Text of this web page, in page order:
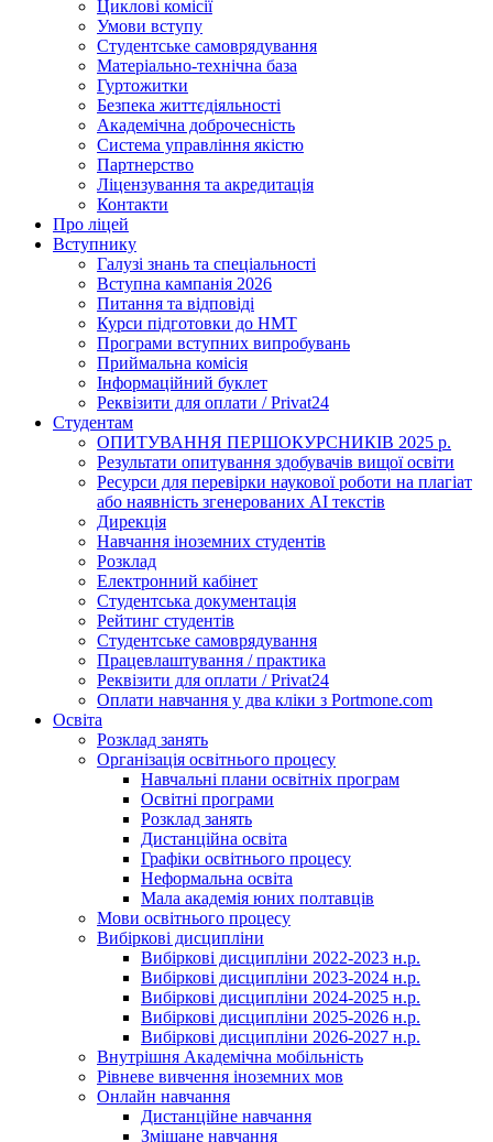
Циклові комісії
Умови вступу
Студентське самоврядування
Матеріально-технічна база
Гуртожитки
Безпека життєдіяльності
Академічна доброчесність
Система управління якістю
Партнерство
Ліцензування та акредитація
Контакти
Про ліцей
Вступнику
Галузі знань та спеціальності
Вступна кампанія 2026
Питання та відповіді
Курси підготовки до НМТ
Програми вступних випробувань
Приймальна комісія
Інформаційний буклет
Реквізити для оплати / Privat24
Студентам
ОПИТУВАННЯ ПЕРШОКУРСНИКІВ 2025 р.
Результати опитування здобувачів вищої освіти
Ресурси для перевірки наукової роботи на плагіат
або наявність згенерованих АІ текстів
Дирекція
Навчання іноземних студентів
Розклад
Електронний кабінет
Студентська документація
Рейтинг студентів
Студентське самоврядування
Працевлаштування / практика
Реквізити для оплати / Privat24
Оплати навчання у два кліки з Portmone.com
Освіта
Розклад занять
Організація освітнього процесу
Навчальні плани освітніх програм
Освітні програми
Розклад занять
Дистанційна освіта
Графіки освітнього процесу
Неформальна освіта
Мала академія юних полтавців
Мови освітнього процесу
Вибіркові дисципліни
Вибіркові дисципліни 2022-2023 н.р.
Вибіркові дисципліни 2023-2024 н.р.
Вибіркові дисципліни 2024-2025 н.р.
Вибіркові дисципліни 2025-2026 н.р.
Вибіркові дисципліни 2026-2027 н.р.
Внутрішня Академічна мобільність
Рівневе вивчення іноземних мов
Онлайн навчання
Дистанційне навчання
Змішане навчання